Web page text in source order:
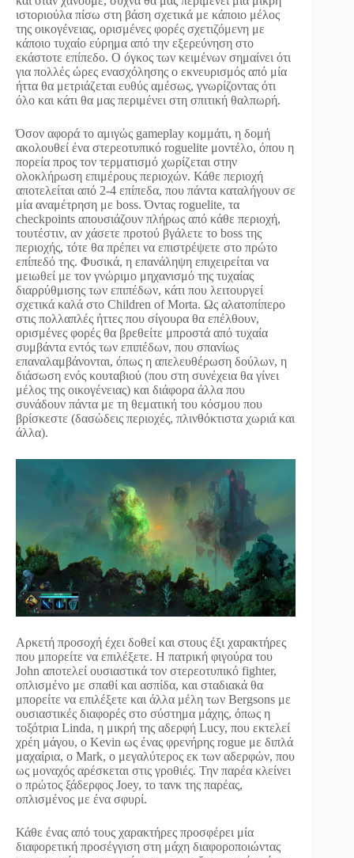
ιστοριούλα πίσω στη βάση σχετικά με κάποιο μέλος
της οικογένειας, ορισμένες φορές σχετιζόμενη με
κάποιο τυχαίο εύρημα από την εξερεύνηση στο
εκάστοτε επίπεδο. Ο όγκος των κειμένων σημαίνει ότι
για πολλές ώρες ενασχόλησης ο εκνευρισμός από μία
ήττα θα μετριάζεται ευθύς αμέσως, γνωρίζοντας ότι
όλο και κάτι θα μας περιμένει στη σπιτική θαλπωρή.
Όσον αφορά το αμιγώς gameplay κομμάτι, η δομή
ακολουθεί ένα στερεοτυπικό roguelite μοντέλο, όπου η
πορεία προς τον τερματισμό χωρίζεται στην
ολοκλήρωση επιμέρους περιοχών. Κάθε περιοχή
αποτελείται από 2-4 επίπεδα, που πάντα καταλήγουν σε
μία αναμέτρηση με boss. Όντας roguelite, τα
checkpoints απουσιάζουν πλήρως από κάθε περιοχή,
τουτέστιν, αν χάσετε προτού βγάλετε το boss της
περιοχής, τότε θα πρέπει να επιστρέψετε στο πρώτο
επίπεδό της. Φυσικά, η επανάληψη επιχειρείται να
μειωθεί με τον γνώριμο μηχανισμό της τυχαίας
διαρρύθμισης των επιπέδων, κάτι που λειτουργεί
σχετικά καλά στο Children of Morta. Ως αλατοπίπερο
στις πολλαπλές ήττες που σίγουρα θα επέλθουν,
ορισμένες φορές θα βρεθείτε μπροστά από τυχαία
συμβάντα εντός των επιπέδων, που σπανίως
επαναλαμβάνονται, όπως η απελευθέρωση δούλων, η
διάσωση ενός κουταβιού (που στη συνέχεια θα γίνει
μέλος της οικογένειας) και διάφορα άλλα που
συνάδουν πάντα με τη θεματική του κόσμου που
βρίσκεστε (δασώδεις περιοχές, πλινθόκτιστα χωριά και
άλλα).
Αρκετή προσοχή έχει δοθεί και στους έξι χαρακτήρες
που μπορείτε να επιλέξετε. Η πατρική φιγούρα του
John αποτελεί ουσιαστικά τον στερεοτυπικό fighter,
οπλισμένο με σπαθί και ασπίδα, και σταδιακά θα
μπορείτε να επιλέξετε και άλλα μέλη των Bergsons με
ουσιαστικές διαφορές στο σύστημα μάχης, όπως η
τοξότρια Linda, η μικρή της αδερφή Lucy, που εκτελεί
χρέη μάγου, ο Kevin ως ένας φρενήρης rogue με διπλά
μαχαίρια, ο Mark, ο μεγαλύτερος εκ των αδερφών, που
ως μοναχός αρέσκεται στις γροθιές. Την παρέα κλείνει
ο πρώτος ξάδερφος Joey, το τανκ της παρέας,
οπλισμένος με ένα σφυρί.
Κάθε ένας από τους χαρακτήρες προσφέρει μία
διαφορετική προσέγγιση στη μάχη διαφοροποιώντας